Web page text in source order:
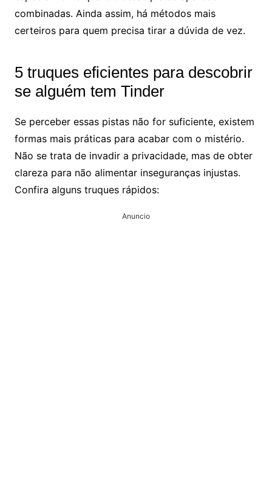
combinadas. Ainda assim, há métodos mais
certeiros para quem precisa tirar a dúvida de vez.
5 truques eficientes para descobrir
se alguém tem Tinder
Se perceber essas pistas não for suficiente, existem
formas mais práticas para acabar com o mistério.
Não se trata de invadir a privacidade, mas de obter
clareza para não alimentar inseguranças injustas.
Confira alguns truques rápidos:
Anuncio